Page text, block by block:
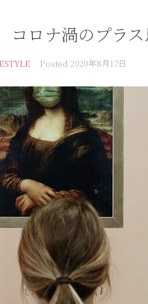
ロナ渦のプラス
Posted 2020年8月17日